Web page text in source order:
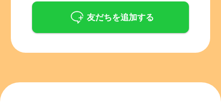
友だちを追加する